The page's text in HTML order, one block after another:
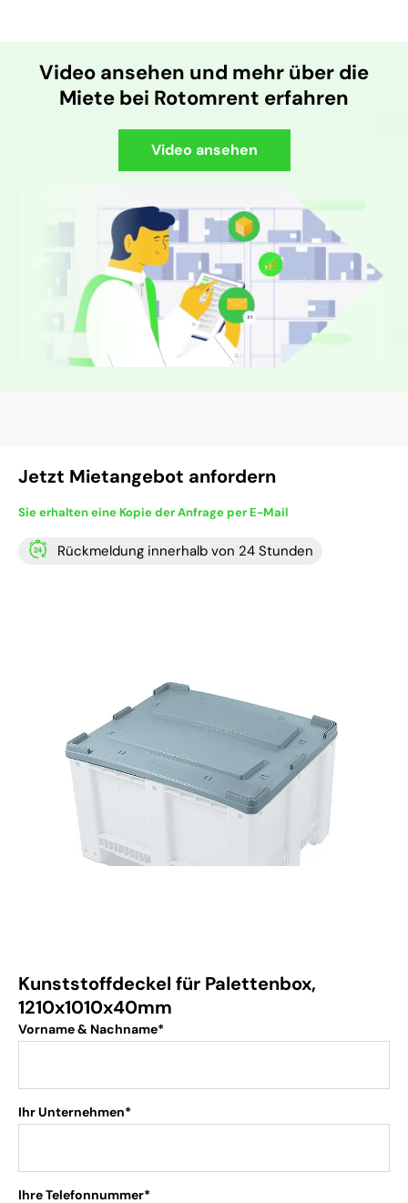
Video ansehen und mehr über die
Miete bei Rotomrent erfahren
Video ansehen
Jetzt Mietangebot anfordern
Sie erhalten eine Kopie der Anfrage per E-Mail
Rückmeldung innerhalb von 24 Stunden
Kunststoffdeckel für Palettenbox,
1210x1010x40mm
Vorname & Nachname*
Ihr Unternehmen*
Ihre Telefonnummer*